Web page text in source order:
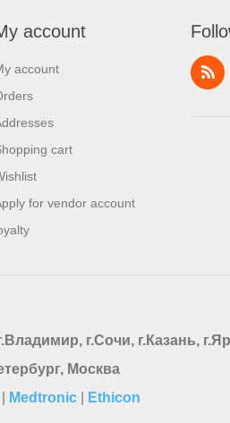
account
account
cart
for vendor account
г.Сочи, г.Казань,
Москва
Medtronic| Ethicon